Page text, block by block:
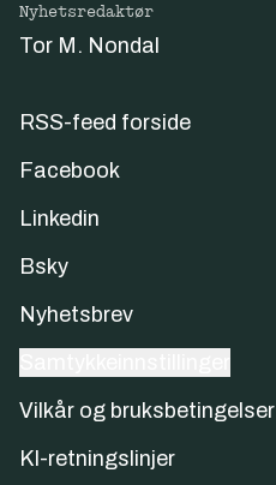
Nyhetsredaktør
Tor M. Nondal
RSS-feed forside
Facebook
Linkedin
Bsky
Nyhetsbrev
Vilkår og bruksbetingelser
KI-retningslinjer